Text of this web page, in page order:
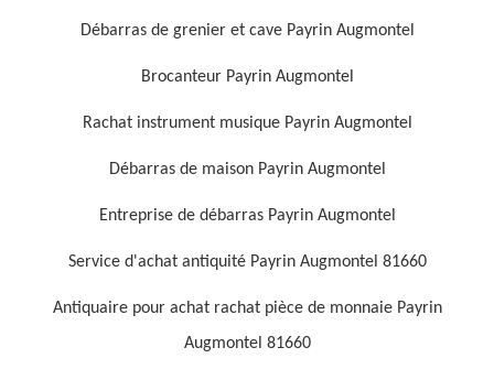
Débarras de grenier et cave Payrin Augmontel
Brocanteur Payrin Augmontel
Rachat instrument musique Payrin Augmontel
Débarras de maison Payrin Augmontel
Entreprise de débarras Payrin Augmontel
Service d'achat antiquité Payrin Augmontel 81660
Antiquaire pour achat rachat pièce de monnaie Payrin
Augmontel 81660